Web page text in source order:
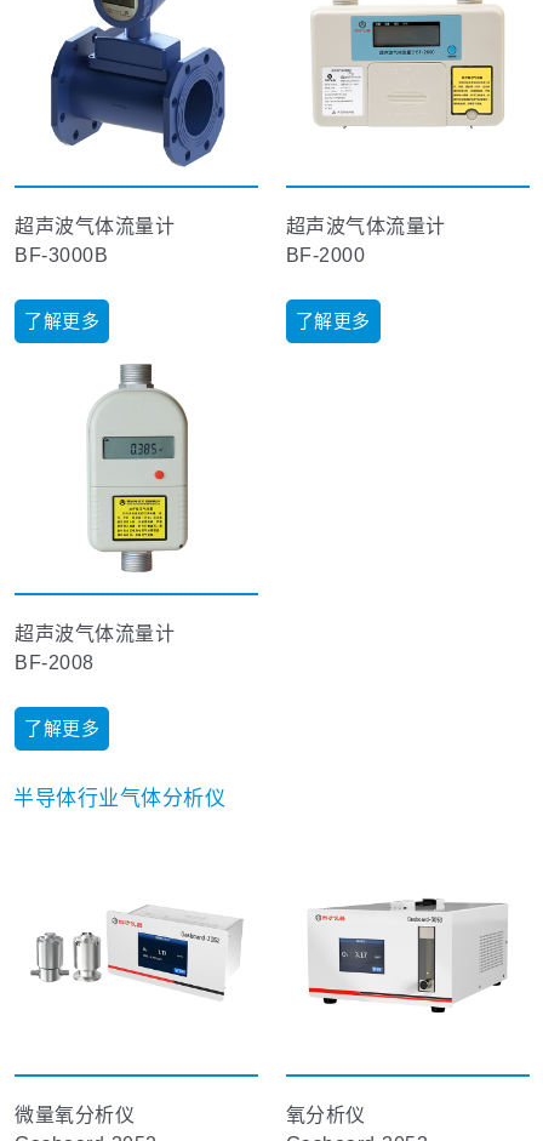
超声波气体流量计
BF-3000B
了解更多
超声波气体流量计
BF-2000
了解更多
超声波气体流量计
BF-2008
了解更多
半导体行业气体分析仪
微量氧分析仪
氧分析仪